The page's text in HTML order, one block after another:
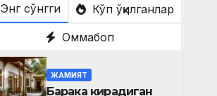
Энг сўнгги
Кўп ўқилганлар
Оммабоп
ЖАМИЯТ
Барака кирадиган